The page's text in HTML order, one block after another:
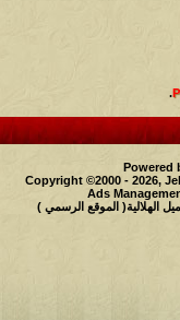
.
Powered
Copyright ©2000 - 2026,
Ads
الهلالية( الموقع الرسمي )